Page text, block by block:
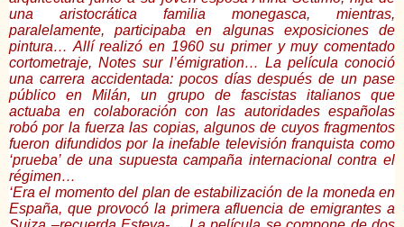
una aristocrática familia monegasca, mientras,
paralelamente, participaba en algunas exposiciones de
pintura… Allí realizó en 1960 su primer y muy comentado
cortometraje, Notes sur l’émigration… La película conoció
una carrera accidentada: pocos días después de un pase
público en Milán, un grupo de fascistas italianos que
actuaba en colaboración con las autoridades españolas
robó por la fuerza las copias, algunos de cuyos fragmentos
fueron difundidos por la inefable televisión franquista como
‘prueba’ de una supuesta campaña internacional contra el
régimen…
‘Era el momento del plan de estabilización de la moneda en
España, que provocó la primera afluencia de emigrantes a